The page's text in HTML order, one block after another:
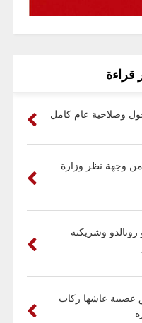
قراءة
وصلاحية عام كامل
وجهة نظر وزارة
رونالدو وشريكته
عصيبة عاشها ركاب